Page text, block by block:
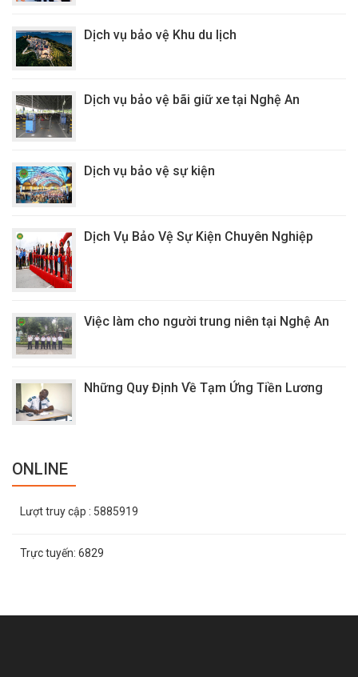
Dịch vụ bảo vệ Khu du lịch
Dịch vụ bảo vệ bãi giữ xe tại Nghệ An
Dịch vụ bảo vệ sự kiện
Dịch Vụ Bảo Vệ Sự Kiện Chuyên Nghiệp
Việc làm cho người trung niên tại Nghệ An
Những Quy Định Về Tạm Ứng Tiền Lương
ONLINE
Lượt truy cập : 5885919
Trực tuyến: 6829